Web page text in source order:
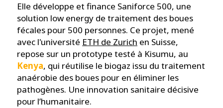
Elle développe et finance Saniforce 500, une
solution low energy de traitement des boues
fécales pour 500 personnes. Ce projet, mené
avec l'université ETH de Zurich en Suisse,
repose sur un prototype testé à Kisumu, au
Kenya, qui réutilise le biogaz issu du traitement
anaérobie des boues pour en éliminer les
pathogènes. Une innovation sanitaire décisive
pour l’humanitaire.